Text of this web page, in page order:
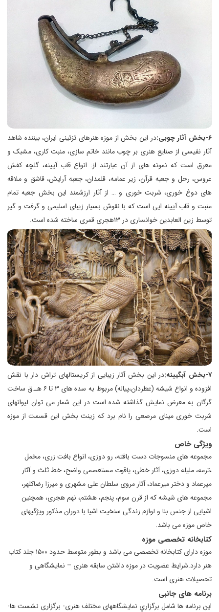
۶-بخش آثار چوبی:
در این بخش از موزه هنرهای تزئینی ایران، بیننده شاهد
آثار نفیسی از صنایع هنری بر چوب مانند خاتم سازی، منبت کاری، مشبک و
معرق است که نمونه های از آن عبارتند از: انواع قاب آیینه، گلچه کفش
عروس، رحل و جعبه قرآن، زیر عمامه، قلمدان، جعبه آرایش، قاشق و ملاقه
های دوغ خوری، شربت خوری و … از آثار ارزشمند این بخش جعبه تمام
منبت و قاب آیینه ایی است که با نقوش بسیار زیبای اسلیمی و گرفت و گیر
توسط زین العابدین خوانساری در ۱۳هجری قمری ساخته شده است.
۷-بخش آبگيينه:
در اين بخش آثار زيبايی از كريستالهای تراش دار با نقش
افزوده و انواع شيشه (عطردان،پياله) مربوط به سده های ۳ تا ۶ هـ.ق ساخت
گرگان به معرض نمايش گذاشته شده است در اين شمار می توان ليوانهای
شربت خوری مينای مرصعی را نام برد كه زينت بخش اين قسمت از موزه
است.
ويژگی خاص
مجموعه های منسوجات دست بافته، رو دوزی، انواع بافت زری، مخمل
،ترمه، مليله دوزی، آثار خطی، ياقوت مستعصمی واضح، خط ثلث و آثار
ميرعماد و دختر ميرعماد، آثار مروی سلطان علی مشهری و ميرزا رضاكلهر،
مجموعه های شيشه كه از قرن سوم، پنجم، هشتم، نهم هجری، همچنين
اشيايی از جنس بنا و لوازم زندگی سنخيت اشيا با دوران مذكور ويژگيهای
خاص موزه می باشد.
كتابخانه تخصصی موزه
موزه دارای كتابخانه تخصصی می باشد و بطور متوسط حدود ۱۵۰۰ جلد كتاب
هنر دارد.شرايط عضويت در موزه داشتن سابقه هنری – نمايشگاهی و
تحصيلات هنری است.
برنامه های جانبی
اين برنامه ها شامل برگزاري نمايشگاههای مختلف هنری- برگزاری نشست ها-